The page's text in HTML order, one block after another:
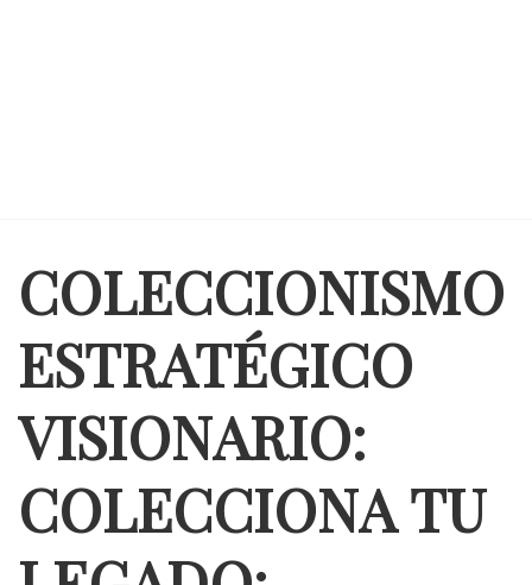
COLECCIONISMO
ESTRATÉGICO
VISIONARIO:
COLECCIONA TU